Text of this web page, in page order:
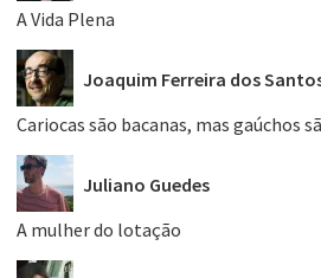
A Vida Plena
Joaquim Ferreira dos
Cariocas são bacanas, mas gaúchos
Juliano Guedes
A mulher do lotação